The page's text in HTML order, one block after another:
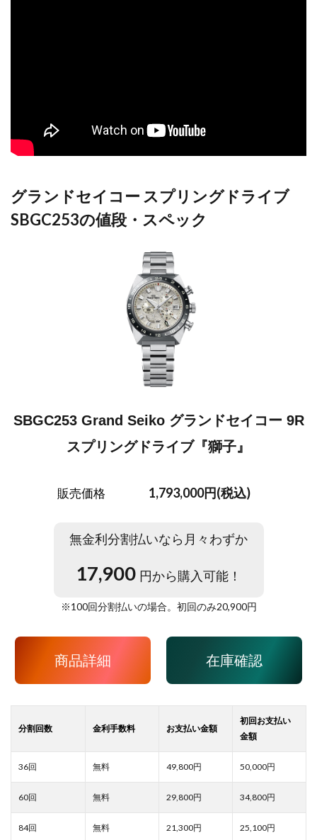
グランドセイコー スプリングドライブ
SBGC253の値段・スペック
SBGC253 Grand Seiko グランドセイコー 9R
スプリングドライブ『獅子』
販売価格 1,793,000円(税込)
無金利分割払いなら月々わずか
17,900 円から購入可能！
※100回分割払いの場合。初回のみ20,900円
商品詳細 在庫確認
49,800 50,000
29,800 34,800
21,300 25,100